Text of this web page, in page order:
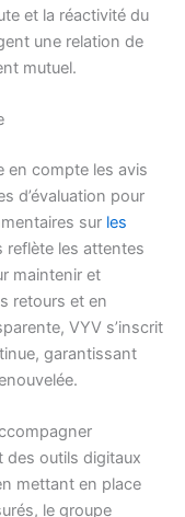
et la réactivité du
une relation de
mutuel.
en compte les avis
d’évaluation pour
sur les
reflète les attentes
maintenir et
retours et en
VYV s’inscrit
garantissant
des outils digitaux
mettant en place
le groupe